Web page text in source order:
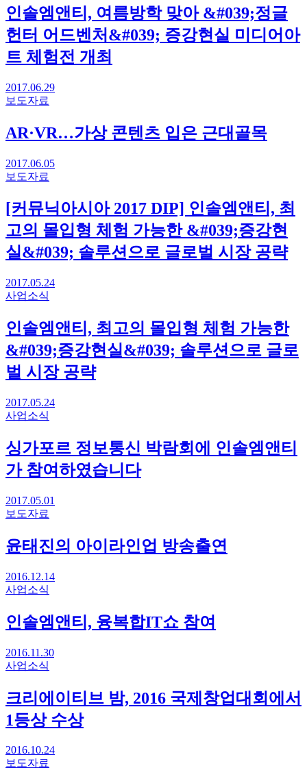
인솔엠앤티, 여름방학 맞아 &#039;정글
헌터 어드벤처&#039; 증강현실 미디어아
트 체험전 개최
2017.06.29
보도자료
AR·VR…가상 콘텐츠 입은 근대골목
2017.06.05
보도자료
[커뮤닉아시아 2017 DIP] 인솔엠앤티, 최
고의 몰입형 체험 가능한 &#039;증강현
실&#039; 솔루션으로 글로벌 시장 공략
2017.05.24
사업소식
인솔엠앤티, 최고의 몰입형 체험 가능한
&#039;증강현실&#039; 솔루션으로 글로
벌 시장 공략
2017.05.24
사업소식
싱가포르 정보통신 박람회에 인솔엠앤티
가 참여하였습니다
2017.05.01
보도자료
윤태진의 아이라인업 방송출연
2016.12.14
사업소식
인솔엠앤티, 융복합IT쇼 참여
2016.11.30
사업소식
크리에이티브 밤, 2016 국제창업대회에서
1등상 수상
2016.10.24
보도자료